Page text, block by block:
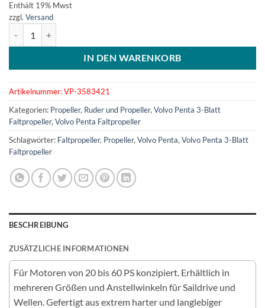
Enthält 19% Mwst
zzgl. Versand
IN DEN WARENKORB
Artikelnummer:VP-3583421
Kategorien: Propeller, Ruder und Propeller, Volvo Penta 3-Blatt
Faltpropeller, Volvo Penta Faltpropeller
Schlagwörter: Faltpropeller, Propeller, Volvo Penta, Volvo Penta 3-Blatt
Faltpropeller
BESCHREIBUNG
ZUSÄTZLICHE INFORMATIONEN
Für Motoren von 20 bis 60 PS konzipiert. Erhältlich in
mehreren Größen und Anstellwinkeln für Saildrive und
Wellen. Gefertigt aus extrem harter und langlebiger